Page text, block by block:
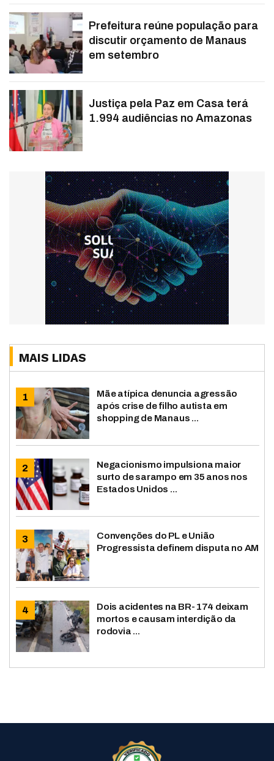
Prefeitura reúne população para
discutir orçamento de Manaus
em setembro
Justiça pela Paz em Casa terá
1.994 audiências no Amazonas
MAIS LIDAS
Mãe atípica denuncia agressão
após crise de filho autista em
shopping de Manaus ...
Negacionismo impulsiona maior
surto de sarampo em 35 anos nos
Estados Unidos ...
Convenções do PL e União
Progressista definem disputa no AM
Dois acidentes na BR-174 deixam
mortos e causam interdição da
rodovia ...